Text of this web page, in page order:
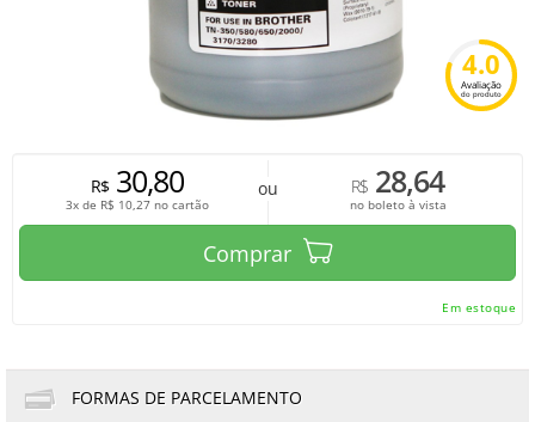
4.0
Avaliação
do produto
R$30,80
3x de R$ 10,27 no cartão
ou R$28,64
no boleto à vista
Comprar
Em estoque
FORMAS DE PARCELAMENTO